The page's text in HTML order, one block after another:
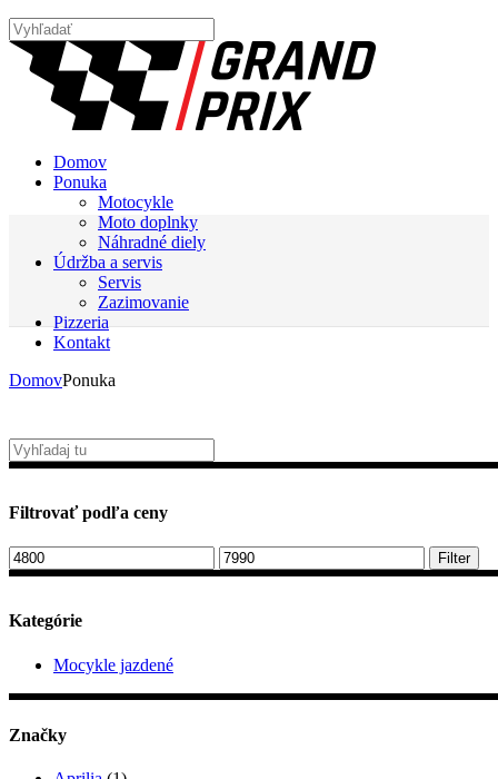
Domov
Ponuka
Motocykle
Moto doplnky
Náhradné diely
Údržba a servis
Servis
Zazimovanie
Pizzeria
Kontakt
DomovPonuka
Filtrovať podľa ceny
Minimálna
cena
Maximálna
cena
Filter
Kategórie
Mocykle jazdené
Značky